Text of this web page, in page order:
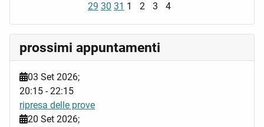
29 30 31 1 2 3 4
prossimi appuntamenti
03 Set 2026;
20:15 -22:15
ripresa delle prove
20 Set 2026;